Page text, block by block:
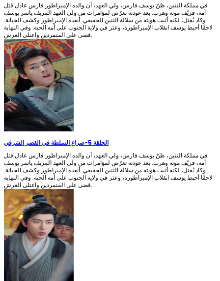
في مملكة التنين، ظنّ يوسف فارس، ولي العهد، أن والده الإمبراطور فارس عادل قتل
أمه، فزيّف موته وهرب. بعد عودته تعرّض لمؤامرات من ولي العهد المزيف ياسر يوسف
وكاد يُقتل، لكنه أثبت هويته من سلالة التنين الحقيقي. أنقذه الإمبراطور وكشف الخيانة.
لاحقًا أحبط يوسف انقلاب الإمبراطورة، وعثر في ولاية الجنوب على أمه الحية. وفي النهاية
الحلقة 5 -صراع السلطة في القصر الشرقي
في مملكة التنين، ظنّ يوسف فارس، ولي العهد، أن والده الإمبراطور فارس عادل قتل
أمه، فزيّف موته وهرب. بعد عودته تعرّض لمؤامرات من ولي العهد المزيف ياسر يوسف
وكاد يُقتل، لكنه أثبت هويته من سلالة التنين الحقيقي. أنقذه الإمبراطور وكشف الخيانة.
لاحقًا أحبط يوسف انقلاب الإمبراطورة، وعثر في ولاية الجنوب على أمه الحية. وفي النهاية